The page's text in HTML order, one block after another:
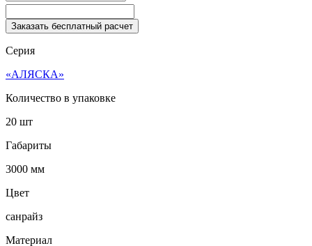
Заказать бесплатный расчет
Серия
«АЛЯСКА»
Количество в упаковке
20 шт
Габариты
3000 мм
Цвет
санрайз
Материал